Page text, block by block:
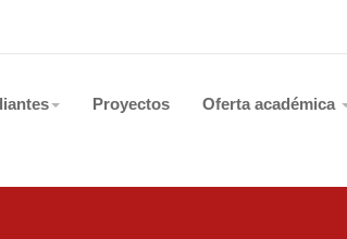
Proyectos Oferta académica